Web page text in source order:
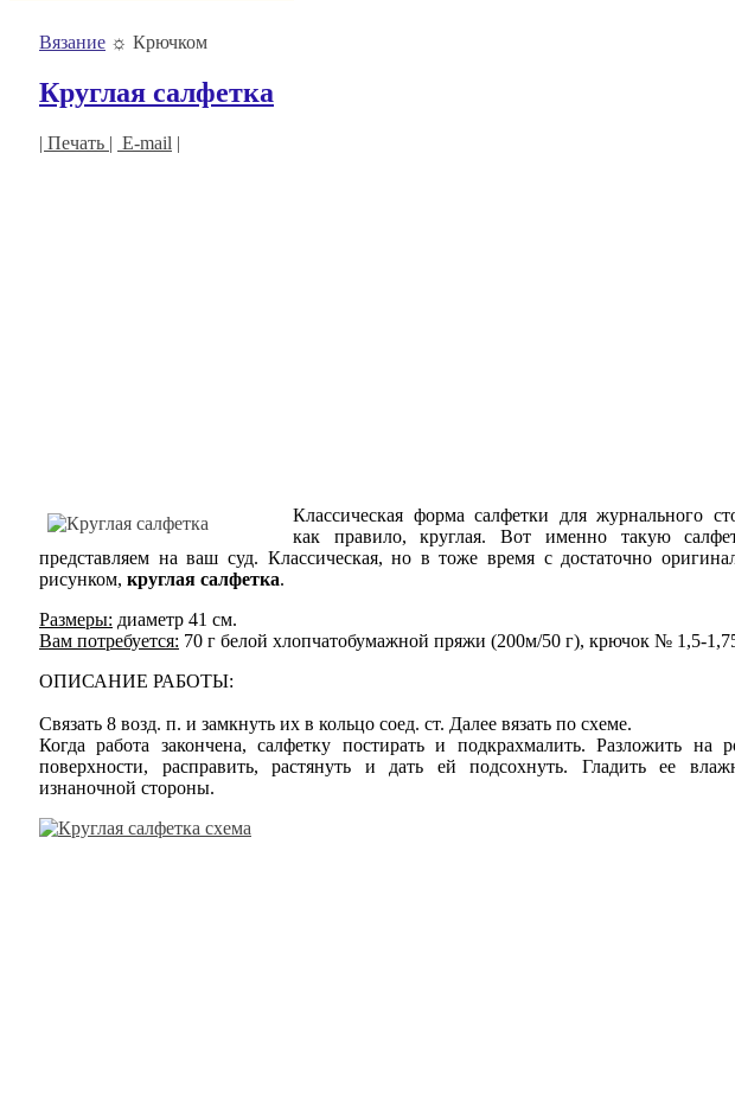
Вязание ☼ Крючком
Круглая салфетка
| Печать | E-mail |
Классическая форма салфетки для журнального
как правило, круглая. Вот именно такую
представляем на ваш суд. Классическая, но в тоже время с достаточно
рисунком, круглая салфетка.
Размеры: диаметр 41 см.
Вам потребуется: 70 г белой хлопчатобумажной пряжи (200м/50 г), крючок № 1,5-
ОПИСАНИЕ РАБОТЫ:
Связать 8 возд. п. и замкнуть их в кольцо соед. ст. Далее вязать по схеме.
Когда работа закончена, салфетку постирать и подкрахмалить. Разложить на
поверхности, расправить, растянуть и дать ей подсохнуть. Гладить ее
изнаночной стороны.